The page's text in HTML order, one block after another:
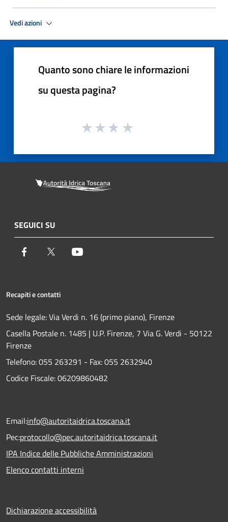
Vedi azioni
Quanto sono chiare le informazioni
su questa pagina?
SEGUICI SU
Facebook Twitter
Recapiti e contatti
Sede legale: Via Verdi n. 16 (primo piano), Firenze
Casella Postale n. 1485 | U.P. Firenze, 7 Via G. Verdi - 50122
Firenze
Telefono:055 263291 - Fax:055 2632940
Codice Fiscale: 06209860482
Email:info@autoritaidrica.toscana.it
Pec:protocollo@pec.autoritaidrica.toscana.it
IPA Indice delle Pubbliche Amministrazioni
Elenco contatti interni
Dichiarazione accessibilità